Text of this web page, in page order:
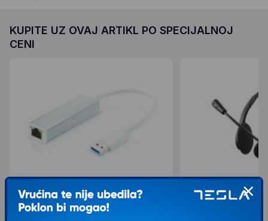
KUPITE UZ OVAJ ARTIKL PO SPECIJALNOJ
CENI
E-GREEN Adapter USB 3.0 - Gigabit
ethernet beli
936,00
TRUST Primo Chat